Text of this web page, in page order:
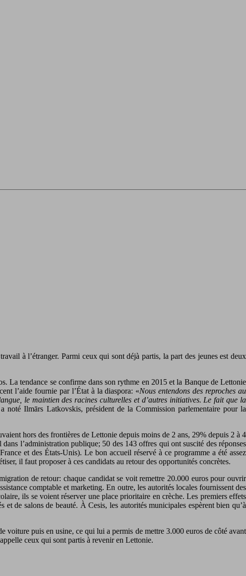
à l’étranger. Parmi ceux qui sont déjà partis, la part des jeunes est deux
La tendance se confirme dans son rythme en 2015 et la Banque de Lettonie
l’aide fournie par l’État à la diaspora: «Nous entendons des reproches au
le maintien des racines culturelles et d’autres initiatives. Le fait que la
noté Ilmārs Latkovskis, président de la Commission parlementaire pour la
hors des frontières de Lettonie depuis moins de 2 ans, 29% depuis 2 à 4
l’administration publique; 50 des 143 offres qui ont suscité des réponses
et des États-Unis). Le bon accueil réservé à ce programme a été assez
il faut proposer à ces candidats au retour des opportunités concrètes.
de retour: chaque candidat se voit remettre 20.000 euros pour ouvrir
comptable et marketing. En outre, les autorités locales fournissent des
ils se voient réserver une place prioritaire en crèche. Les premiers effets
de salons de beauté. À Cesis, les autorités municipales espèrent bien qu’à
voiture puis en usine, ce qui lui a permis de mettre 3.000 euros de côté avant
ceux qui sont partis à revenir en Lettonie.